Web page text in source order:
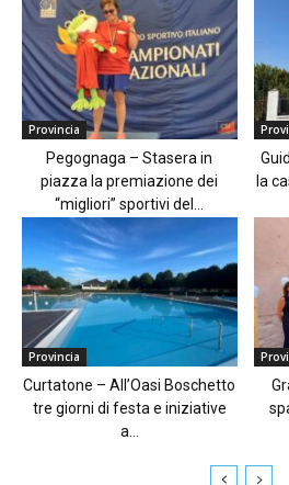
Provincia
Pegognaga – Stasera in
piazza la premiazione dei
“migliori” sportivi del...
la
Provincia
Curtatone – All’Oasi Boschetto
tre giorni di festa e iniziative
a...